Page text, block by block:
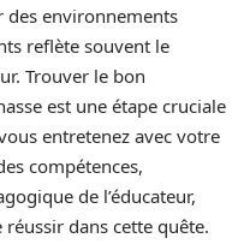
environnements
reflète souvent le
Trouver le bon
est une étape cruciale
entretenez avec votre
compétences,
de l’éducateur,
dans cette quête.